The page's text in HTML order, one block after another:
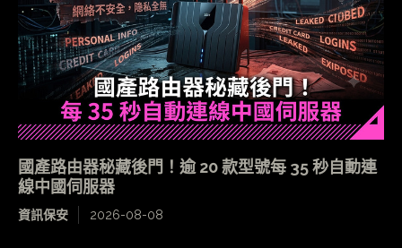
國產路由器秘藏後門！逾 20 款型號每 35 秒自動連
線中國伺服器
資訊保安 2026-08-08